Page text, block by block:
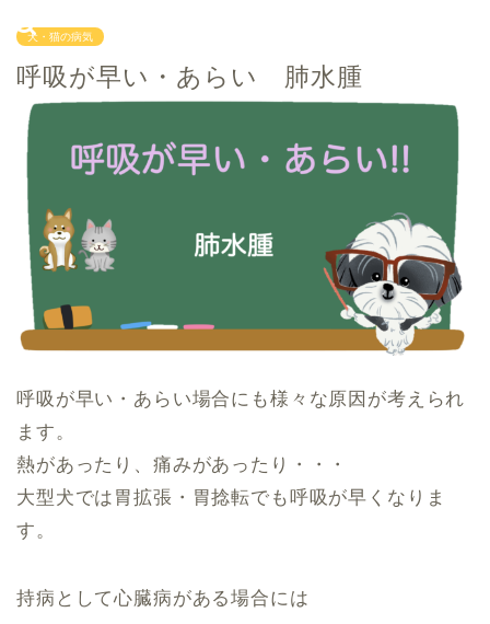
犬・猫の病気
呼吸が早い・あらい 肺水腫
呼吸が早い・あらい場合にも様々な原因が考えられ
ます。
熱があったり、痛みがあったり・・・
大型犬では胃拡張・胃捻転でも呼吸が早くなりま
す。
持病として心臓病がある場合には